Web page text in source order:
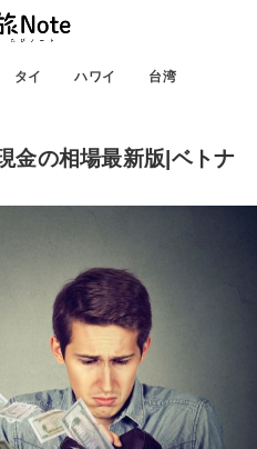
タイ ハワイ 台湾
金の相場最新版|ベトナ